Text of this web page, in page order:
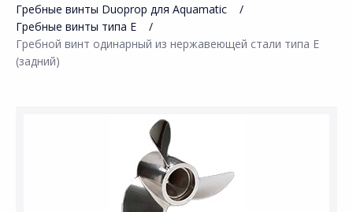
Гребные винты Duoprop для Aquamatic
Гребные винты типа E
Гребной винт одинарный из нержавеющей стали типа E
(задний)